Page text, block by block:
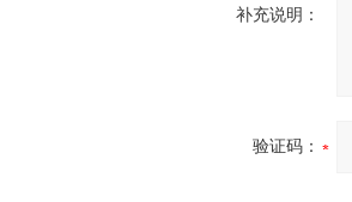
补充说明：
验证码：